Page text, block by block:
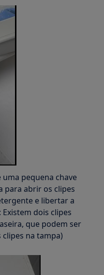
pequena chave
para abrir os clipes
e libertar a
Existem dois clipes
que podem ser
na tampa)